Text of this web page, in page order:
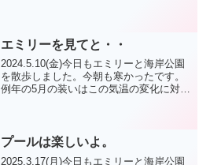
の手入れをし...
エミリーを見てと・・
2024.5.10(金)今日もエミリーと海岸公園
を散歩しました。今朝も寒かったです。
例年の5月の装いはこの気温の変化に対応
今日は防災...
プールは楽しいよ。
2025,3,17(月)今日もエミリーと海岸公園